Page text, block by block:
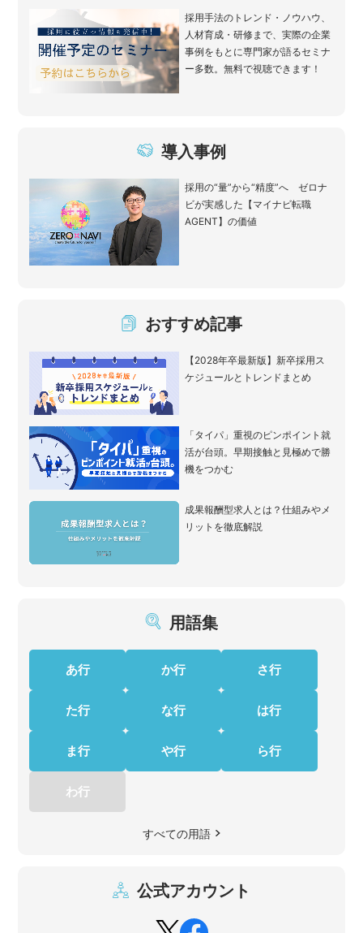
採用手法のトレンド・ノウハウ、
人材育成・研修まで、実際の企業
事例をもとに専門家が語るセミナ
ー多数。無料で視聴できます！
導入事例
採用の“量”から“精度”へ ゼロナ
ビが実感した【マイナビ転職
AGENT】の価値
おすすめ記事
【2028年卒最新版】新卒採用ス
ケジュールとトレンドまとめ
「タイパ」重視のピンポイント就
活が台頭。早期接触と見極めで勝
機をつかむ
成果報酬型求人とは？仕組みやメ
リットを徹底解説
用語集
あ行 か行 さ行
た行 な行 は行
ま行 や行 ら行
わ行
すべての用語
公式アカウント